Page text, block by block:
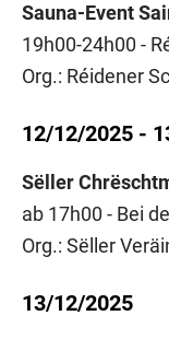
Sauna-Event
19h00-24h00 -
Org.: Réidener
12/12/2025 -
Sëller
ab 17h00 - Bei
Org.: Sëller
13/12/2025